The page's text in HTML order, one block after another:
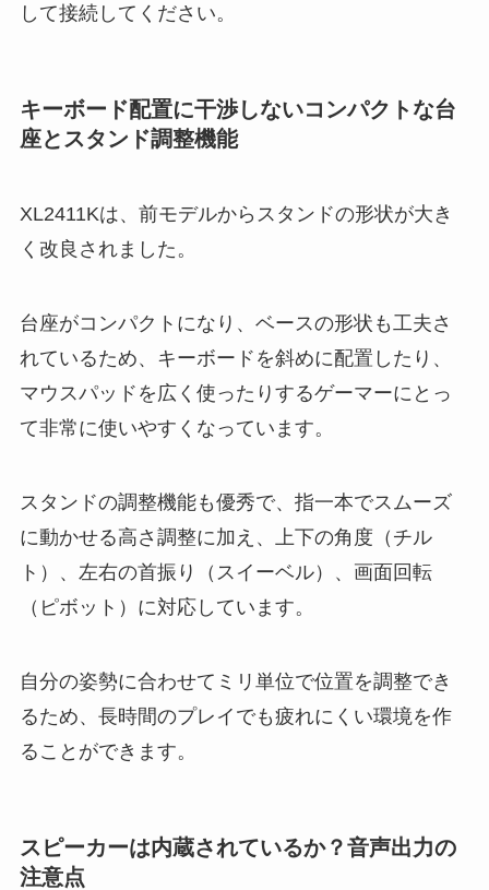
して接続してください。
キーボード配置に干渉しないコンパクトな台
座とスタンド調整機能
XL2411Kは、前モデルからスタンドの形状が大き
く改良されました。
台座がコンパクトになり、ベースの形状も工夫さ
れているため、キーボードを斜めに配置したり、
マウスパッドを広く使ったりするゲーマーにとっ
て非常に使いやすくなっています。
スタンドの調整機能も優秀で、指一本でスムーズ
に動かせる高さ調整に加え、上下の角度（チル
ト）、左右の首振り（スイーベル）、画面回転
（ピボット）に対応しています。
自分の姿勢に合わせてミリ単位で位置を調整でき
るため、長時間のプレイでも疲れにくい環境を作
ることができます。
スピーカーは内蔵されているか？音声出力の
注意点